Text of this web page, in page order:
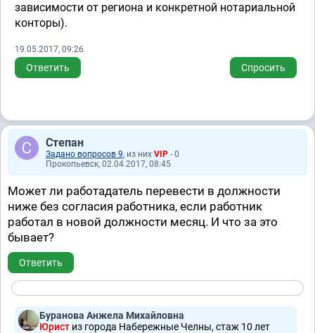
зависимости от региона и конкретной нотариальной
конторы).
19.05.2017, 09:26
Ответить Спросить
Степан
Задано вопросов 9, из них VIP - 0
Прокопьевск, 02.04.2017, 08:45
Может ли работадатель перевести в должности
ниже без согласия работника, если работник
работал в новой должности месяц. И что за это
бывает?
Ответить
Буранова Анжела Михайловна
Юрист из города Набережные Челны, стаж 10 лет